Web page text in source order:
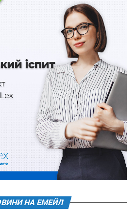
на зарплати в шести
адміністраціях
антидроновий захист Сум
вартістю до 150 євро: за
рік
на стійкість енергетики
Сил безпілотних систем
LEX
БАНК (ЄІБ)
формат
Уряду про об’єднання
НА ЕМЕЙЛ